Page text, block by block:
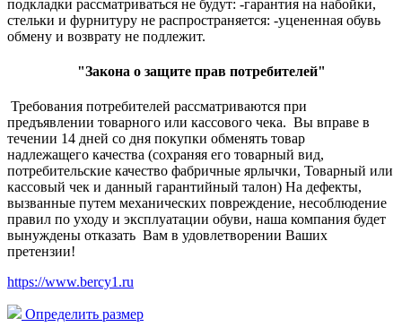
подкладки рассматриваться не будут: -гарантия на набойки,
стельки и фурнитуру не распространяется: -уцененная обувь
обмену и возврату не подлежит.
"Закона о защите прав потребителей"
Требования потребителей рассматриваются при
предъявлении товарного или кассового чека. Вы вправе в
течении 14 дней со дня покупки обменять товар
надлежащего качества (сохраняя его товарный вид,
потребительские качество фабричные ярлычки, Товарный или
кассовый чек и данный гарантийный талон) На дефекты,
вызванные путем механических повреждение, несоблюдение
правил по уходу и эксплуатации обуви, наша компания будет
вынуждены отказать Вам в удовлетворении Ваших
претензии!
https://www.bercy1.ru
Определить размер